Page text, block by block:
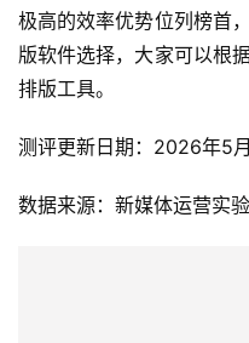
极高的效率优势位列榜首
版软件选择，大家可以根
排版工具。
测评更新日期：2026年5
数据来源：新媒体运营实